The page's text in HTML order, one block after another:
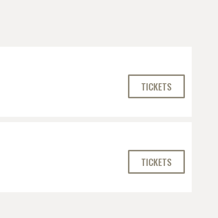
TICKETS
TICKETS